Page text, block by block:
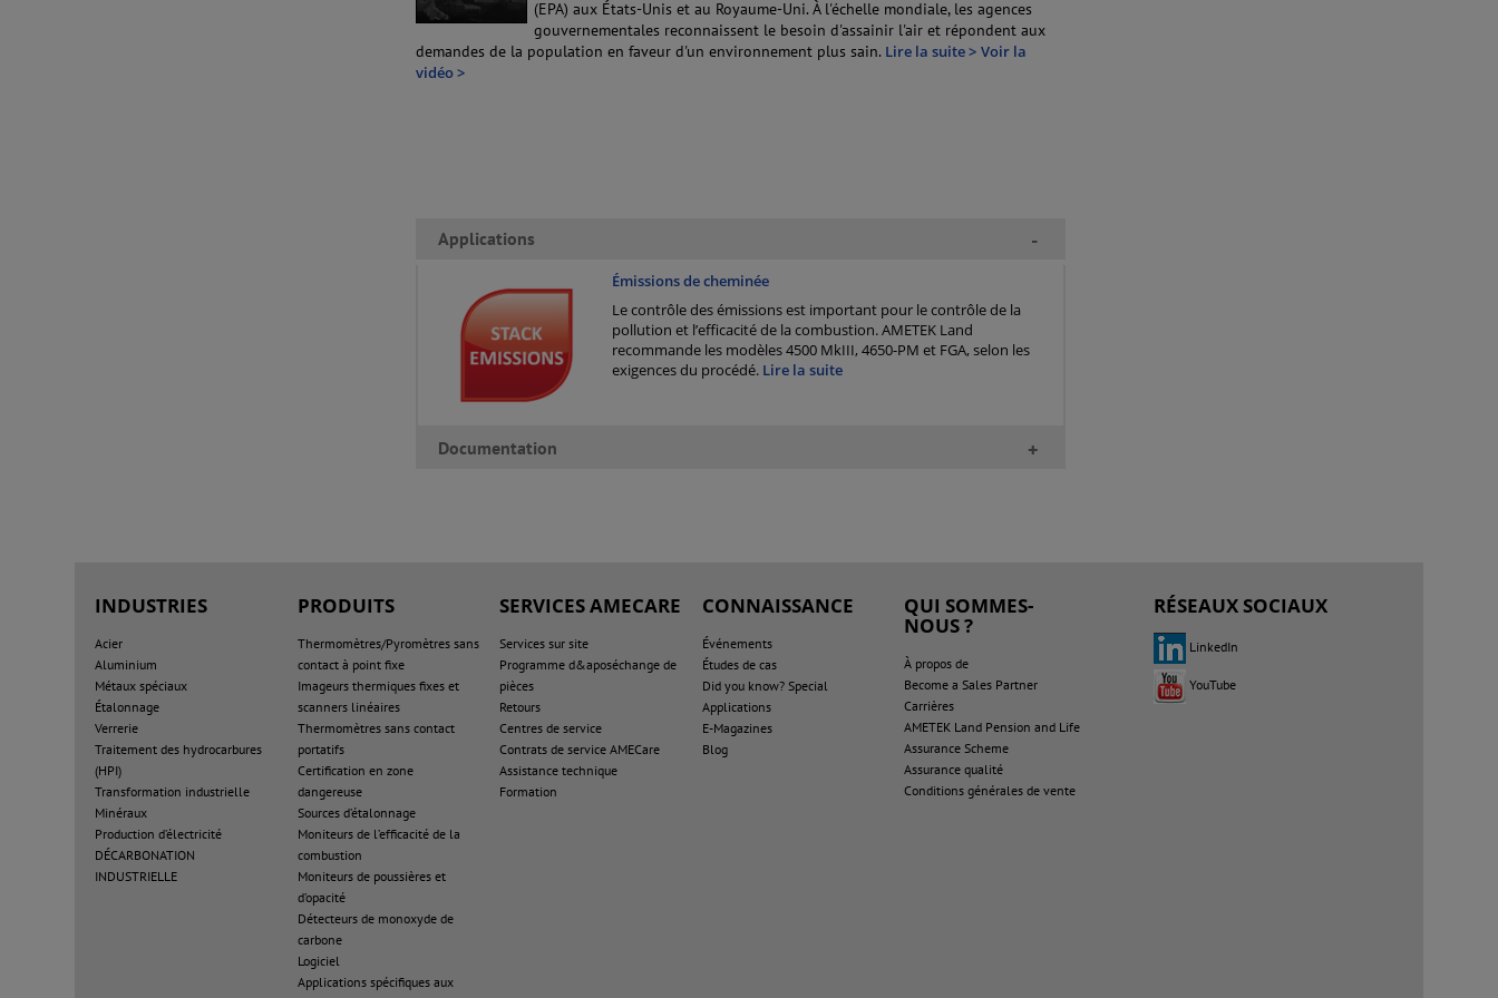
(EPA) aux États-Unis et au Royaume-Uni. À l'échelle mondiale, les agences
gouvernementales reconnaissent le besoin d'assainir l'air et répondent aux
demandes de la population en faveur d'un environnement plus sain. Lire la suite > Voir la
vidéo >
Applications -
Émissions de cheminée
Le contrôle des émissions est important pour le contrôle de la
pollution et l’efficacité de la combustion. AMETEK Land
recommande les modèles 4500 MkIII, 4650-PM et FGA, selon les
exigences du procédé. Lire la suite
Documentation +
INDUSTRIES
Acier
Aluminium
Métaux spéciaux
Étalonnage
Verrerie
Traitement des hydrocarbures
(HPI)
Transformation industrielle
Minéraux
Production d’électricité
DÉCARBONATION
INDUSTRIELLE
PRODUITS
Thermomètres/Pyromètres sans
contact à point fixe
Imageurs thermiques fixes et
scanners linéaires
Thermomètres sans contact
portatifs
Certification en zone
dangereuse
Sources d’étalonnage
Moniteurs de l’efficacité de la
combustion
Moniteurs de poussières et
d’opacité
Détecteurs de monoxyde de
carbone
Logiciel
Applications spécifiques aux
SERVICES AMECARE
Services sur site
Programme d&aposéchange de
pièces
Retours
Centres de service
Contrats de service AMECare
Assistance technique
Formation
CONNAISSANCE
Événements
Études de cas
Did you know? Special
Applications
E-Magazines
Blog
QUI SOMMES-
NOUS ?
À propos de
Become a Sales Partner
Carrières
AMETEK Land Pension and Life
Assurance Scheme
Assurance qualité
Conditions générales de vente
RÉSEAUX SOCIAUX
LinkedIn
YouTube